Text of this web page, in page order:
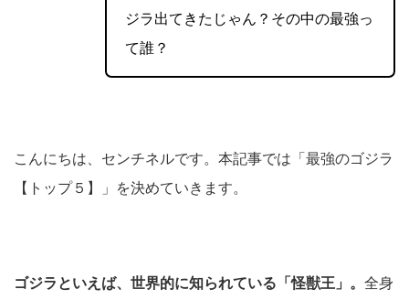
ジラ出てきたじゃん？その中の最強っ
て誰？
こんにちは、センチネルです。本記事では「最強のゴジラ
【トップ５】」を決めていきます。
ゴジラといえば、世界的に知られている「怪獣王」。 全身